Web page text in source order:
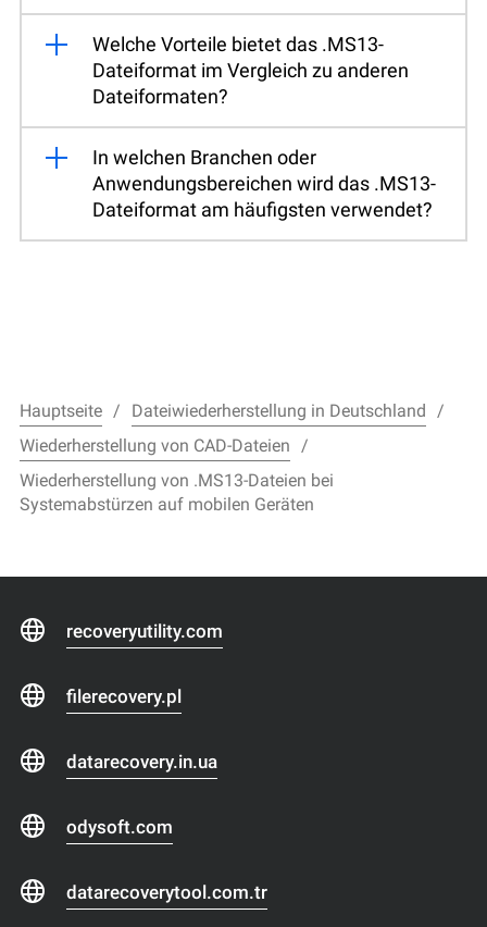
Welche Vorteile bietet das .MS13-
Dateiformat im Vergleich zu anderen
Dateiformaten?
In welchen Branchen oder
Anwendungsbereichen wird das .MS13-
Dateiformat am häufigsten verwendet?
Hauptseite
Dateiwiederherstellung in Deutschland
Wiederherstellung von CAD-Dateien
Wiederherstellung von .MS13-Dateien bei
Systemabstürzen auf mobilen Geräten
recoveryutility.com
filerecovery.pl
datarecovery.in.ua
odysoft.com
datarecoverytool.com.tr